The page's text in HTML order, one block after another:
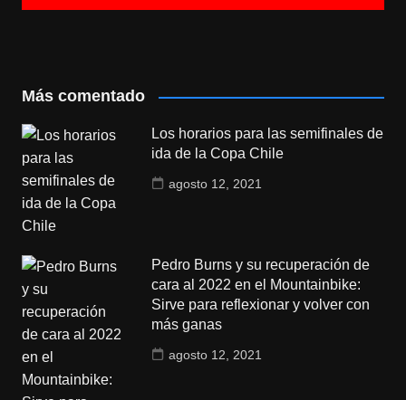
Más comentado
Los horarios para las semifinales de
ida de la Copa Chile
agosto 12, 2021
Pedro Burns y su recuperación de
cara al 2022 en el Mountainbike:
Sirve para reflexionar y volver con
más ganas
agosto 12, 2021